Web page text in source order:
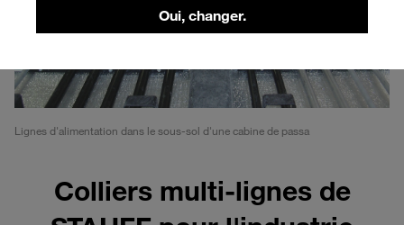
Oui, changer.
Lignes d'alimentation dans le sous-sol d'une cabine de passa
Colliers multi-lignes de